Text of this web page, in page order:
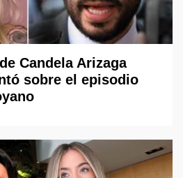
Candela Arizaga
sobre el episodio